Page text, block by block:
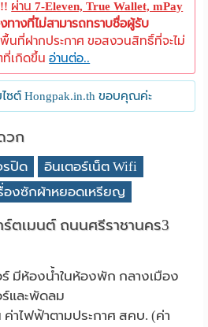
ผ่าน7-Eleven, True Wallet, mPay
ทางที่ไม่สามารถทราบชื่อผู้รับ
นที่ฝากประกาศ ขอสงวนสิทธิ์ที่จะไม่
ที่เกิดขึ้นอ่านต่อ..
ซต์ Hongpak.in.th ขอบคุณค่ะ
วก
รปิด
อินเตอร์เน็ต Wifi
องซักผ้าหยอดเหรียญ
ร์ตเมนต์ ถนนศรีราชานคร3
มีห้องน้ำในห้องพัก กลางเมือง
และพัดลม
าไฟฟ้าตามประกาศ สคบ. (ค่า